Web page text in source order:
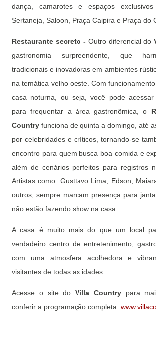
dança, camarotes e espaços
Sertaneja, Saloon, Praça Caipira e Praça do
Restaurante secreto - Outro diferencial do
gastronomia surpreendente, que
tradicionais e inovadoras em ambientes
na temática velho oeste. Com
casa noturna, ou seja, você pode
para frequentar a área gastronômica, o
Country funciona de quinta a domingo, até
por celebridades e críticos, tornando-se
encontro para quem busca boa comida e
além de cenários perfeitos para registros
Artistas como Gusttavo Lima, Edson,
outros, sempre marcam presença para
não estão fazendo show na casa.
A casa é muito mais do que um local
verdadeiro centro de entretenimento,
com uma atmosfera acolhedora e
visitantes de todas as idades.
Acesse o site do Villa Countrypara
conferir a programação completa: